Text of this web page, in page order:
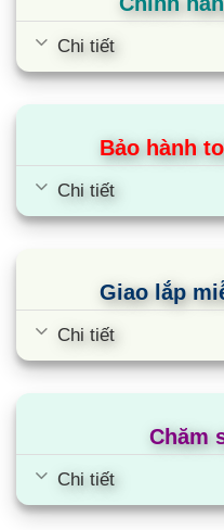
Màng lọc sơ cấp
ứng
Đèn UVnano™ loại
Plasmaster
Tính năng Air
Inverter 1 chiều
Trên máy lạnh dòng
phòng,giúp bầu khí
thoải mái.
Máy lạnh
Chi tiết
Bảo hành
Chi tiết
Giao lắp
Chi tiết
Chăm
Chi tiết